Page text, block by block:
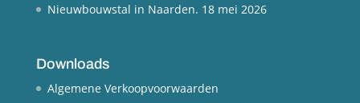
Nieuwbouwstal in Naarden. 18 mei 2026
Downloads
Algemene Verkoopvoorwaarden